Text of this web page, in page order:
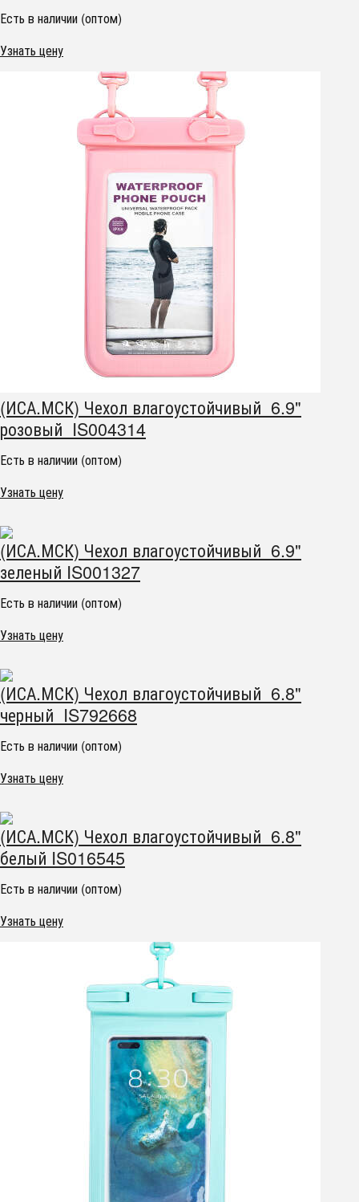
Есть в наличии (оптом)
Узнать цену
(ИСА.МСК) Чехол влагоустойчивый 6.9"
розовый IS004314
Есть в наличии (оптом)
Узнать цену
(ИСА.МСК) Чехол влагоустойчивый 6.9"
зеленый IS001327
Есть в наличии (оптом)
Узнать цену
(ИСА.МСК) Чехол влагоустойчивый 6.8"
черный IS792668
Есть в наличии (оптом)
Узнать цену
(ИСА.МСК) Чехол влагоустойчивый 6.8"
белый IS016545
Есть в наличии (оптом)
Узнать цену